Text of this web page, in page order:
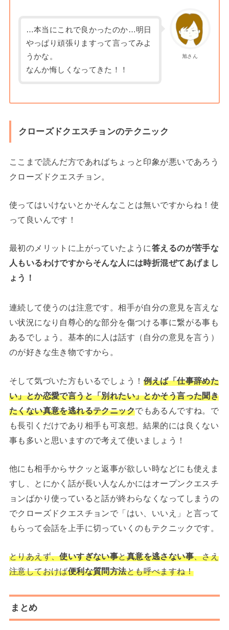
旭さん
…本当にこれで良かったのか…明日
やっぱり頑張りますって言ってみよ
うかな。
なんか悔しくなってきた！！
クローズドクエスチョンのテクニック
ここまで読んだ方であればちょっと印象が悪いであろう
クローズドクエスチョン。
使ってはいけないとかそんなことは無いですからね！使
って良いんです！
最初のメリットに上がっていたように答えるのが苦手な
人もいるわけですからそんな人には時折混ぜてあげまし
ょう！
連続して使うのは注意です。相手が自分の意見を言えな
い状況になり自尊心的な部分を傷つける事に繋がる事も
あるでしょう。基本的に人は話す（自分の意見を言う）
のが好きな生き物ですから。
そして気づいた方もいるでしょう！ 例えば「仕事辞めた
い」とか恋愛で言うと「別れたい」とかそう言った聞き
たくない真意を逃れるテクニックでもあるんですね。で
も長引くだけであり相手も可哀想。結果的には良くない
事も多いと思いますので考えて使いましょう！
他にも相手からサクッと返事が欲しい時などにも使えま
すし、とにかく話が長い人なんかにはオープンクエスチ
ョンばかり使っていると話が終わらなくなってしまうの
でクローズドクエスチョンで「はい、いいえ」と言って
もらって会話を上手に切っていくのもテクニックです。
とりあえず、使いすぎない事と真意を逃さない事、さえ
注意しておけば便利な質問方法とも呼べますね！
まとめ